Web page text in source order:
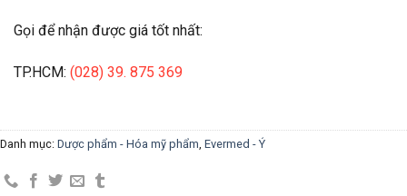
Gọi để nhận được giá tốt nhất:
TP.HCM: (028) 39. 875 369
Danh mục: Dược phẩm - Hóa mỹ phẩm Evermed - Ý